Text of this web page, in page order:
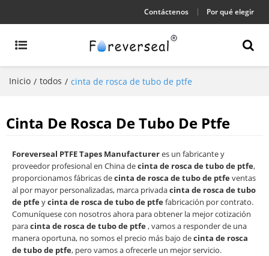
Contáctenos Por qué elegir
Inicio / todos / cinta de rosca de tubo de ptfe
Cinta De Rosca De Tubo De Ptfe
Foreverseal PTFE Tapes Manufactureres un fabricante y
proveedor profesional en China decinta de rosca de tubo de ptfe,
proporcionamos fábricas decinta de rosca de tubo de ptfeventas
al por mayor personalizadas, marca privadacinta de rosca de tubo
de ptfeycinta de rosca de tubo de ptfefabricación por contrato.
Comuníquese con nosotros ahora para obtener la mejor cotización
paracinta de rosca de tubo de ptfe, vamos a responder de una
manera oportuna, no somos el precio más bajo decinta de rosca
de tubo de ptfe, pero vamos a ofrecerle un mejor servicio.